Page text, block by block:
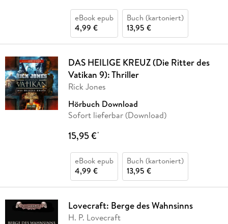
eBook epub
4,99 €
Buch (kartoniert)
13,95 €
DAS HEILIGE KREUZ (Die Ritter des
Vatikan 9): Thriller
Rick Jones
Hörbuch Download
Sofort lieferbar (Download)
15,95 €*
eBook epub
4,99 €
Buch (kartoniert)
13,95 €
Lovecraft: Berge des Wahnsinns
H. P. Lovecraft